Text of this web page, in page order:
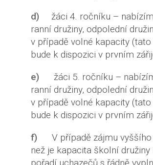
d) žáci 4. ročníku –
ranní družiny, odpolední
v případě volné kapacity
bude k dispozici v prvním
e) žáci 5. ročníku –
ranní družiny, odpolední
v případě volné kapacity
bude k dispozici v prvním
f) V případě zájmu
než je kapacita školní družiny
pořadí uchazečů s řádně